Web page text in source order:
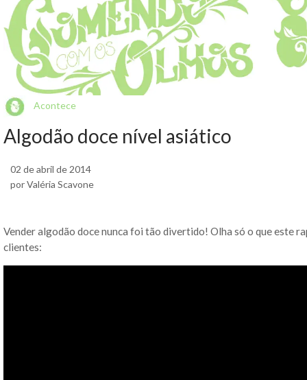
Acontece
Algodão doce nível asiático
02 de abril de 2014
por Valéria Scavone
Vender algodão doce nunca foi tão divertido! Olha só o que este
clientes: